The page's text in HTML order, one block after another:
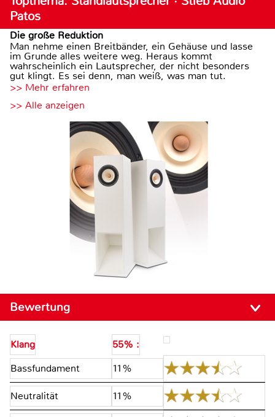
Patos
Die große Reduktion
Man nehme einen Breitbänder, ein Gehäuse und lasse
im Grunde alles weitere weg. Heraus kommt
wahrscheinlich ein Lautsprecher, der nicht besonders
gut klingt. Es sei denn, man weiß, was man tut.
>> Mehr erfahren
>> Alle anzeigen
Bewertung
Klang
55% :
Bassfundament
11%
Neutralität 11%